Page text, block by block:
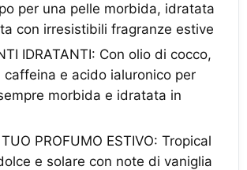
per una pelle morbida, idratata
con irresistibili fragranze estive
IDRATANTI: Con olio di cocco,
e acido ialuronico per
morbida e idratata in
PROFUMO ESTIVO: Tropical
e solare con note di vaniglia